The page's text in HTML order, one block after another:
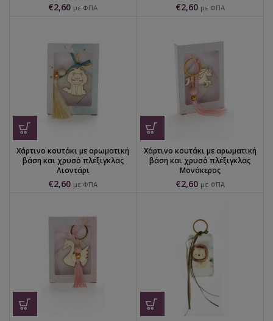
€2,60 με ΦΠΑ €2,60 με ΦΠΑ
Χάρτινο κουτάκι με αρωματική
βάση και χρυσό πλέξιγκλας
Λιοντάρι
€2,60 με ΦΠΑ
Χάρτινο κουτάκι με αρωματική
βάση και χρυσό πλέξιγκλας
Μονόκερος
€2,60 με ΦΠΑ